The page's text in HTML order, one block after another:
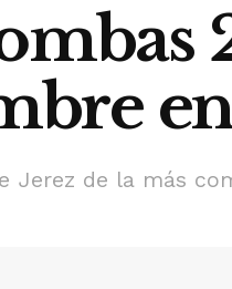
Jerez de la más